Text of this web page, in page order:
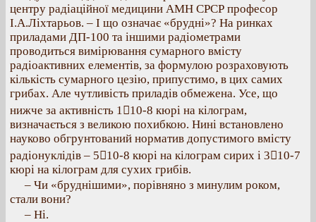
центру радіаційної медицини АМН СРСР професор
І.А.Ліхтарьов. – І що означає «брудні»? На ринках
приладами ДП-100 та іншими радіометрами
проводиться вимірювання сумарного вмісту
радіоактивних елементів, за формулою розраховують
кількість сумарного цезію, припустимо, в цих самих
грибах. Але чутливість приладів обмежена. Усе, що
нижче за активність 110-8 кюрі на кілограм,
визначається з великою похибкою. Нині встановлено
науково обгрунтований норматив допустимого вмісту
радіонуклідів – 510-8 кюрі на кілограм сирих і 310-7
кюрі на кілограм для сухих грибів.
– Чи «бруднішими», порівняно з минулим роком,
стали вони?
– Ні.